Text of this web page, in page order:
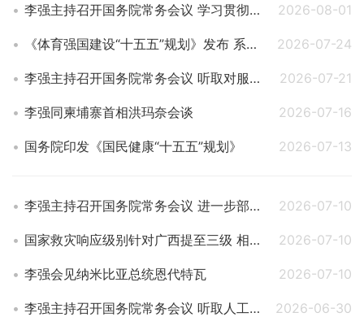
李强主持召开国务院常务会议 学习贯彻习近平总书记关于上半年经济形势和做好下半年经济工作的重要讲话精神 2026-08-01
《体育强国建设“十五五”规划》发布 系统部署体育高质量发展 2026-07-24
李强主持召开国务院常务会议 听取对服务业扩能提质和“六张网”规划建设督查情况汇报等 2026-07-21
李强同柬埔寨首相洪玛奈会谈 2026-07-16
国务院印发《国民健康“十五五”规划》 2026-07-13
李强主持召开国务院常务会议 进一步部署防汛抗洪救灾工作等 2026-07-10
国家救灾响应级别针对广西提至三级 相关部门持续部署重点地区防汛防台风工作 2026-07-10
李强会见纳米比亚总统恩代特瓦 2026-07-10
李强主持召开国务院常务会议 听取人工智能发展情况汇报等 2026-06-30